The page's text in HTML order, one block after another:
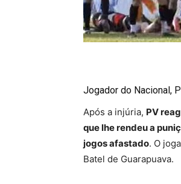
Jogador do Nacional,
Após a injúria, PV
que lhe rendeu a
jogos afastado. O
Batel de Guarapuava.